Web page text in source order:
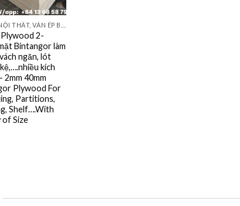
Plywood 2-
Bintangor làm
ngăn, lót
kích
2mm 40mm
Plywood For
Partitions,
Shelf….With
of Size